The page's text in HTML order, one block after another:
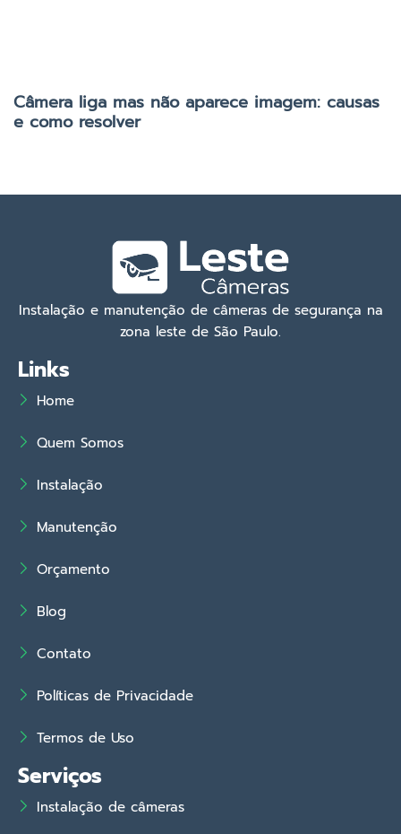
Câmera liga mas não aparece imagem: causas
e como resolver
Instalação e manutenção de câmeras de segurança na
zona leste de São Paulo.
Links
Home
Quem Somos
Instalação
Manutenção
Orçamento
Blog
Contato
Políticas de Privacidade
Termos de Uso
Serviços
Instalação de câmeras